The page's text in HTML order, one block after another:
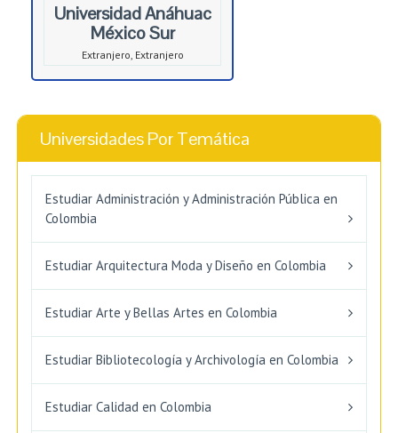
Universidad Anáhuac
México Sur
Extranjero, Extranjero
Universidades Por Temática
Estudiar Administración y Administración Pública en
Colombia
Estudiar Arquitectura Moda y Diseño en Colombia
Estudiar Arte y Bellas Artes en Colombia
Estudiar Bibliotecología y Archivología en Colombia
Estudiar Calidad en Colombia